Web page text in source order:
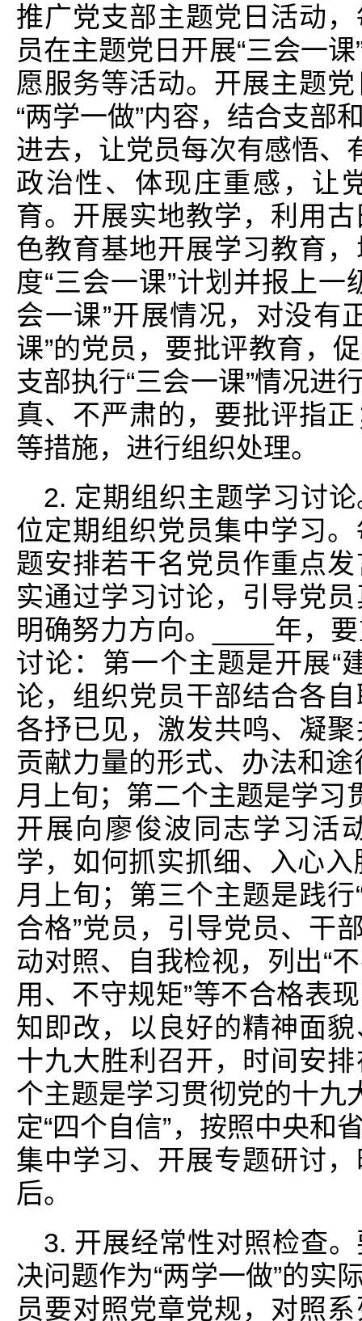
推广党支部主题党日活动
员在主题党日开展“三会一
愿服务等活动。开展主题
“两学一做”内容，结合支部
进去，让党员每次有感悟、
政治性、体现庄重感，让
育。开展实地教学，利用
色教育基地开展学习教育
度“三会一课”计划并报上
会一课”开展情况，对没有
课”的党员，要批评教育，
支部执行“三会一课”情况进
真、不严肃的，要批评指
等措施，进行组织处理。
2. 定期组织主题学习讨
位定期组织党员集中学习
题安排若干名党员作重点
实通过学习讨论，引导党
明确努力方向。____年，
讨论：第一个主题是开展“
论，组织党员干部结合各
各抒已见，激发共鸣、凝
贡献力量的形式、办法和
月上旬；第二个主题是学习
开展向廖俊波同志学习活
学，如何抓实抓细、入心
月上旬；第三个主题是践行
合格”党员，引导党员、干
动对照、自我检视，列出“
用、不守规矩”等不合格表
知即改，以良好的精神面
十九大胜利召开，时间安
个主题是学习贯彻党的十九
定“四个自信”，按照中央和
集中学习、开展专题研讨
后。
3. 开展经常性对照检查
决问题作为“两学一做”的实
员要对照党章党规，对照